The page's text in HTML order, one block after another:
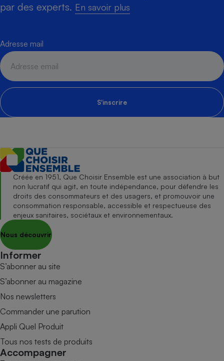
par des experts. En savoir plus
Adresse mail
S'inscrire
Créée en 1951, Que Choisir Ensemble est une association à but
non lucratif qui agit, en toute indépendance, pour défendre les
droits des consommateurs et des usagers, et promouvoir une
consommation responsable, accessible et respectueuse des
enjeux sanitaires, sociétaux et environnementaux.
Nous découvrir
Informer
S’abonner au site
S’abonner au magazine
Nos newsletters
Commander une parution
Appli Quel Produit
Tous nos tests de produits
Accompagner